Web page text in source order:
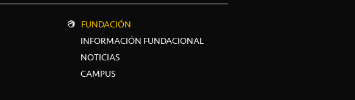
FUNDACIÓN
INFORMACIÓN FUNDACIONAL
NOTICIAS
CAMPUS